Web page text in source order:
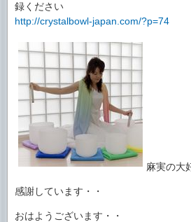
録ください
http://crystalbowl-japan.com/?p=74
麻実の大
感謝しています・・
おはようございます・・